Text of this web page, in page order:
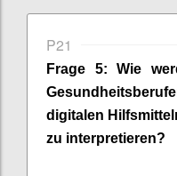
P21
Frage 5: Wie
digitalen
zu interpretieren?